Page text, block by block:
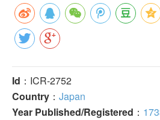
Id ：ICR-2752
Country ： Japan
Year Published/Registered ：